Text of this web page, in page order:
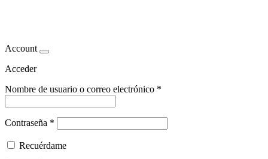
Account
Acceder
Nombre de usuario o correo electrónico *
Contraseña *
Recuérdame